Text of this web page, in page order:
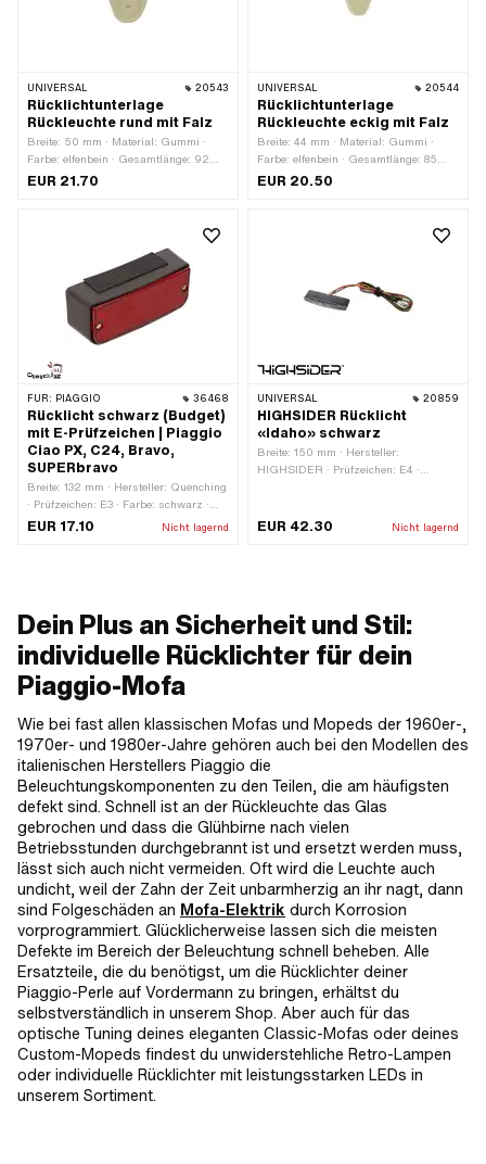
UNIVERSAL 20543
Rücklichtunterlage
Rückleuchte rund mit Falz
Breite: 50 mm · Material: Gummi ·
Farbe: elfenbein · Gesamtlänge: 92
mm · Höhe: 18 mm
EUR 21.70
UNIVERSAL 20544
Rücklichtunterlage
Rückleuchte eckig mit Falz
Breite: 44 mm · Material: Gummi ·
Farbe: elfenbein · Gesamtlänge: 85
mm · Höhe: 10 mm
EUR 20.50
FÜR: PIAGGIO 36468
Rücklicht schwarz (Budget)
mit E-Prüfzeichen | Piaggio
Ciao PX, C24, Bravo,
SUPERbravo
Breite: 132 mm · Hersteller: Quenching
· Prüfzeichen: E3 · Farbe: schwarz ·
Leuchtmittelfassung: BA9s ·
EUR 17.10 Nicht lagernd
UNIVERSAL 20859
HIGHSIDER Rücklicht
«Idaho» schwarz
Breite: 150 mm · Hersteller:
HIGHSIDER · Prüfzeichen: E4 ·
(LED) · Befestigungsart: kleben ·
EUR 42.30 Nicht lagernd
Dein Plus an Sicherheit und Stil:
individuelle Rücklichter für dein
Piaggio-Mofa
Wie bei fast allen klassischen Mofas und Mopeds der 1960er-,
1970er- und 1980er-Jahre gehören auch bei den Modellen des
italienischen Herstellers Piaggio die
Beleuchtungskomponenten zu den Teilen, die am häufigsten
defekt sind. Schnell ist an der Rückleuchte das Glas
gebrochen und dass die Glühbirne nach vielen
Betriebsstunden durchgebrannt ist und ersetzt werden muss,
lässt sich auch nicht vermeiden. Oft wird die Leuchte auch
undicht, weil der Zahn der Zeit unbarmherzig an ihr nagt, dann
sind Folgeschäden an Mofa-Elektrik durch Korrosion
vorprogrammiert. Glücklicherweise lassen sich die meisten
Defekte im Bereich der Beleuchtung schnell beheben. Alle
Ersatzteile, die du benötigst, um die Rücklichter deiner
Piaggio-Perle auf Vordermann zu bringen, erhältst du
selbstverständlich in unserem Shop. Aber auch für das
optische Tuning deines eleganten Classic-Mofas oder deines
Custom-Mopeds findest du unwiderstehliche Retro-Lampen
oder individuelle Rücklichter mit leistungsstarken LEDs in
unserem Sortiment.